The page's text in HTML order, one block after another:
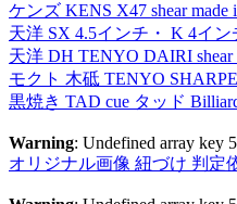
ケンズ KENS X47 shear made
天洋 SX 4.5インチ・ K 4イ
天洋 DH TENYO DAIRI shear
モクト 木砥 TENYO
黒焼き TAD cue タッド
Warning: Undefined array key
オリジナル画像 紐づけ 判定